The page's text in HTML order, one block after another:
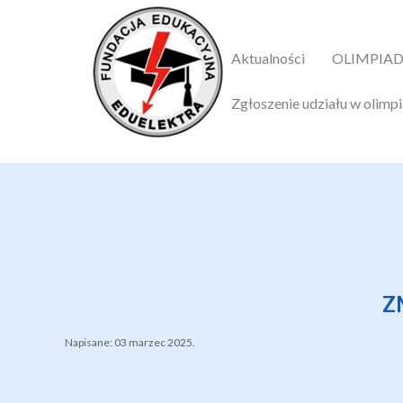
Aktualności
Zgłoszenie udziału w
Napisane: 03 marzec 2025.